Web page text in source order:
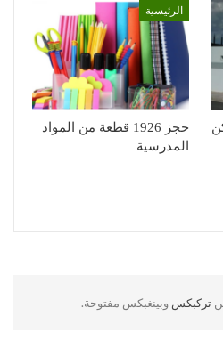
الرئيسية
حجز 1926 قطعة من المواد
المدرسية
تركبكس وبينغبكس مفتوحة.